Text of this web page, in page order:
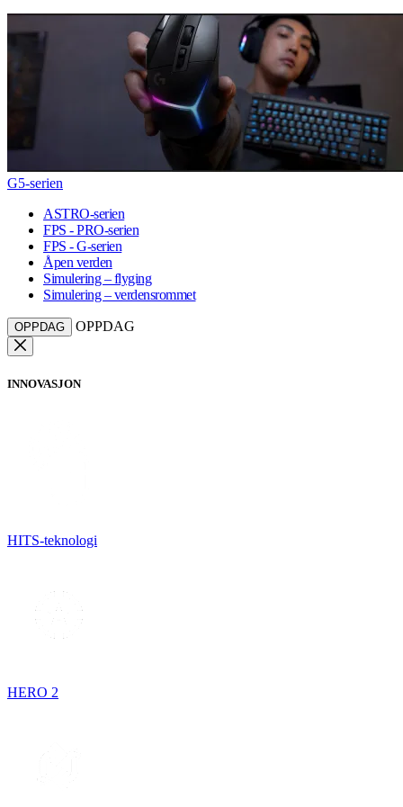
G5-serien
ASTRO-serien
FPS - PRO-serien
FPS - G-serien
Åpen verden
Simulering – flyging
Simulering – verdensrommet
OPPDAG OPPDAG
INNOVASJON
HITS-teknologi
HERO 2